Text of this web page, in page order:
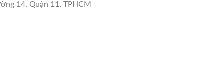
14, Quận 11, TPHCM